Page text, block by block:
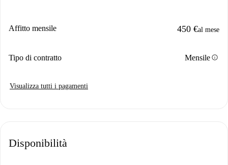
Affitto mensile 450 €al mese
Tipo di contratto Mensileinfo
Visualizza tutti i pagamenti
Disponibilità